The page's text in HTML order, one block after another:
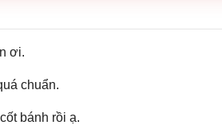
ơi.
chuẩn.
bánh rồi ạ.